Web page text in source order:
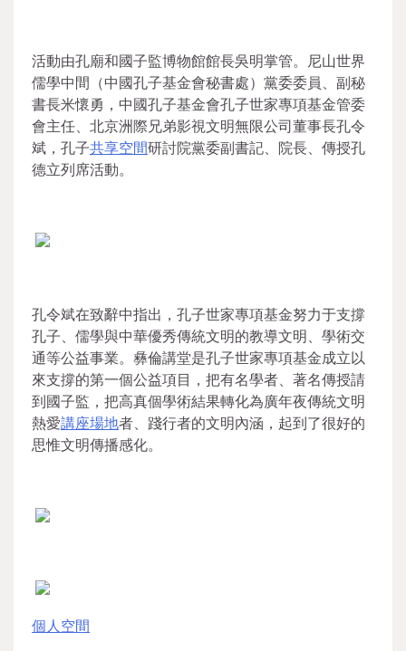
活動由孔廟和國子監博物館館長吳明掌管。尼山世界
儒學中間（中國孔子基金會秘書處）黨委委員、副秘
書長米懷勇，中國孔子基金會孔子世家專項基金管委
會主任、北京洲際兄弟影視文明無限公司董事長孔令
斌，孔子共享空間研討院黨委副書記、院長、傳授孔
德立列席活動。
孔令斌在致辭中指出，孔子世家專項基金努力于支撐
孔子、儒學與中華優秀傳統文明的教導文明、學術交
通等公益事業。彝倫講堂是孔子世家專項基金成立以
來支撐的第一個公益項目，把有名學者、著名傳授請
到國子監，把高真個學術結果轉化為廣年夜傳統文明
熱愛講座場地者、踐行者的文明內涵，起到了很好的
思惟文明傳播感化。
個人空間